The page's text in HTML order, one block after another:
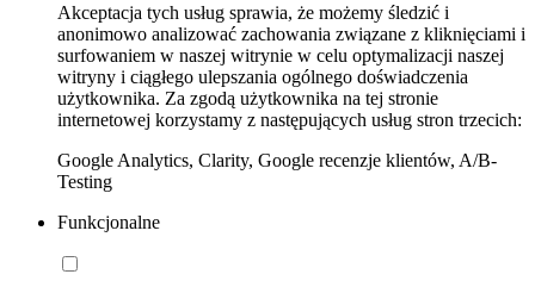
Akceptacja tych usług sprawia, że możemy śledzić i
anonimowo analizować zachowania związane z kliknięciami i
surfowaniem w naszej witrynie w celu optymalizacji naszej
witryny i ciągłego ulepszania ogólnego doświadczenia
użytkownika. Za zgodą użytkownika na tej stronie
internetowej korzystamy z następujących usług stron trzecich:
Google Analytics, Clarity, Google recenzje klientów, A/B-
Testing
Funkcjonalne